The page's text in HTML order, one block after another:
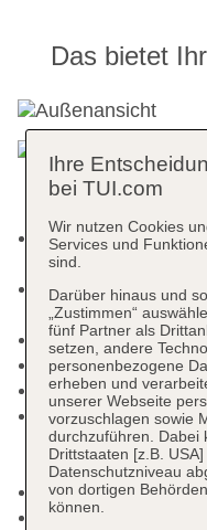
Das bietet
Rezeption:
spanisch,
Gästebetreuung:
spanisch
Lift
Gartenanlage,
Pools: 5
Pool „Hauptpool“:
Liegestühle: ohne
Gebühr
Kinderpool: ohne
Babypool: ohne
Ihre
bei TUI.com
Wir nutzen Cookies
Services und
sind.
Darüber hinaus und
„Zustimmen“
fünf Partner als
setzen, andere
personenbezogene
erheben und
unserer Webseite
vorzuschlagen sowie
durchzuführen. Dabei
Drittstaaten [z.B.
Datenschutzniveau
von dortigen
können.